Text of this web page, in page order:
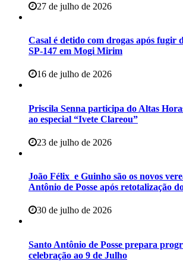
27 de julho de 2026
Casal é detido com drogas após fugir
SP-147 em Mogi Mirim
16 de julho de 2026
Priscila Senna participa do Altas
ao especial “Ivete Clareou”
23 de julho de 2026
João Félix e Guinho são os novos
Antônio de Posse após retotalização
30 de julho de 2026
Santo Antônio de Posse prepara
celebração ao 9 de Julho